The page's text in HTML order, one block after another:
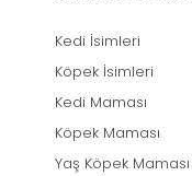
Kedi İsimleri
Köpek İsimleri
Kedi Maması
Köpek Maması
Yaş Köpek Maması